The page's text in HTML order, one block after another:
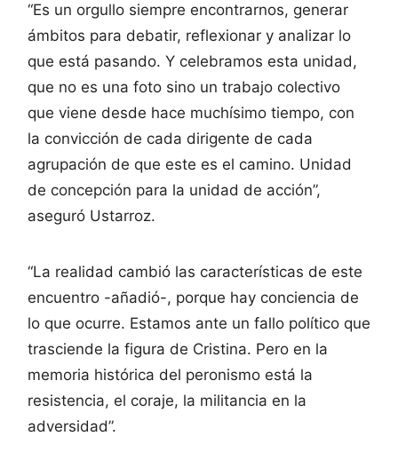
“Es un orgullo siempre encontrarnos, generar
ámbitos para debatir, reflexionar y analizar lo
que está pasando. Y celebramos esta unidad,
que no es una foto sino un trabajo colectivo
que viene desde hace muchísimo tiempo, con
la convicción de cada dirigente de cada
agrupación de que este es el camino. Unidad
de concepción para la unidad de acción”,
aseguró Ustarroz.
“La realidad cambió las características de este
encuentro -añadió-, porque hay conciencia de
lo que ocurre. Estamos ante un fallo político que
trasciende la figura de Cristina. Pero en la
memoria histórica del peronismo está la
resistencia, el coraje, la militancia en la
adversidad”.